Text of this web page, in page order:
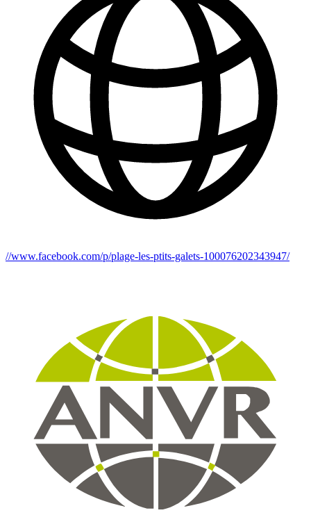
//www.facebook.com/p/plage-les-ptits-galets-100076202343947/